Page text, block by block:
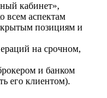
кабинет»,
всем аспектам
позициям и
на срочном,
и банком
его клиентом).